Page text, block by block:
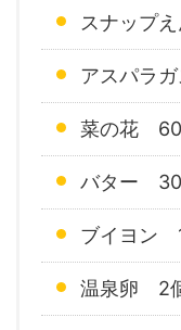
スナップ
アスパラ
菜の花
バター
ブイヨン
温泉卵 2